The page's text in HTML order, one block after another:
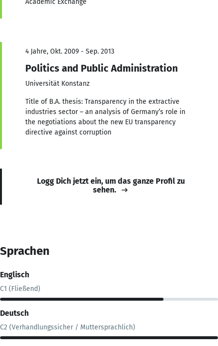
4 Jahre, Okt. 2009 - Sep. 2013
Politics and Public Administration
Universität Konstanz
Title of B.A. thesis: Transparency in the extractive
industries sector – an analysis of Germany’s role in
the negotiations about the new EU transparency
directive against corruption
Logg Dich jetzt ein, um das ganze Profil zu
sehen.
Sprachen
Englisch
C1 (Fließend)
Deutsch
C2 (Verhandlungssicher / Muttersprachlich)